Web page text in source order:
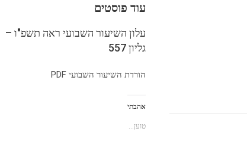
עוד פוסטים
עלון השיעור השבועי ראה תשפ"ו –
גליון 557
הורדת השיעור השבועי PDF
אהבתי
טוען...